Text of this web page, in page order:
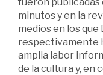
minutos y en la
medios en los que
respectivamente
amplia labor
de la cultura y, en